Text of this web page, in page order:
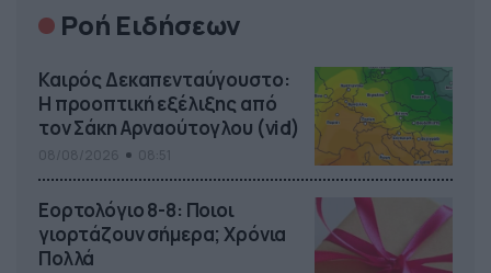
Ροή Ειδήσεων
Καιρός Δεκαπενταύγουστο:
Η προοπτική εξέλιξης από
τον Σάκη Αρναούτογλου (vid)
Εορτολόγιο 8-8: Ποιοι
γιορτάζουν σήμερα; Χρόνια
Πολλά